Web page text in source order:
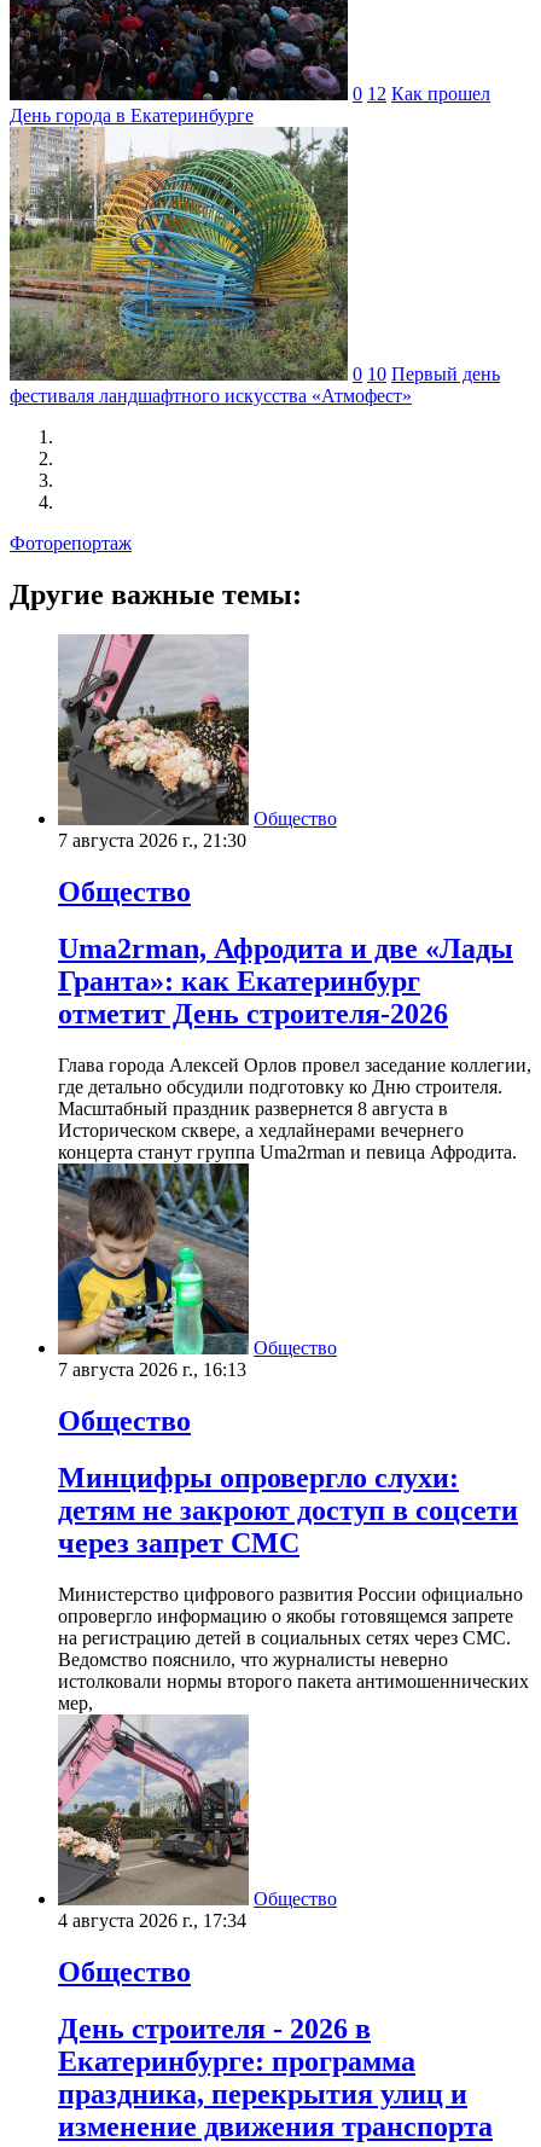
0 12 Как прошел
День города в Екатеринбурге
0 10 Первый день
фестиваля ландшафтного искусства «Атмофест»
Фоторепортаж
Другие важные темы:
Общество
7 августа 2026 г., 21:30
Общество
Uma2rman, Афродита и две «Лады
Гранта»: как Екатеринбург
отметит День строителя-2026
Глава города Алексей Орлов провел заседание коллегии,
где детально обсудили подготовку ко Дню строителя.
Масштабный праздник развернется 8 августа в
Историческом сквере, а хедлайнерами вечернего
концерта станут группа Uma2rman и певица Афродита.
Общество
7 августа 2026 г., 16:13
Общество
Минцифры опровергло слухи:
детям не закроют доступ в соцсети
через запрет СМС
Министерство цифрового развития России официально
опровергло информацию о якобы готовящемся запрете
на регистрацию детей в социальных сетях через СМС.
Ведомство пояснило, что журналисты неверно
истолковали нормы второго пакета антимошеннических
мер,
Общество
4 августа 2026 г., 17:34
Общество
День строителя - 2026 в
Екатеринбурге: программа
праздника, перекрытия улиц и
изменение движения транспорта